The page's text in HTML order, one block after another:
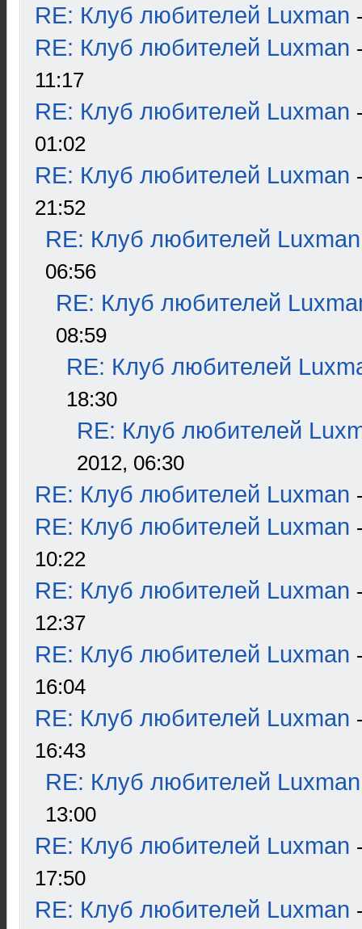
RE: Клуб любителей Luxman
RE: Клуб любителей Luxman
11:17
RE: Клуб любителей Luxman
01:02
RE: Клуб любителей Luxman
21:52
RE: Клуб любителей Luxman
06:56
RE: Клуб любителей
08:59
RE: Клуб любителей
18:30
RE: Клуб любителей
2012, 06:30
RE: Клуб любителей Luxman
RE: Клуб любителей Luxman
10:22
RE: Клуб любителей Luxman
12:37
RE: Клуб любителей Luxman
16:04
RE: Клуб любителей Luxman
16:43
RE: Клуб любителей Luxman
13:00
RE: Клуб любителей Luxman
17:50
RE: Клуб любителей Luxman